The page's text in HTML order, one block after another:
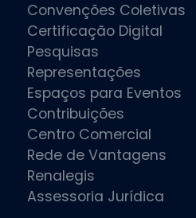
Convenções Coletivas
Certificação Digital
Pesquisas
Representações
Espaços para Eventos
Contribuições
Centro Comercial
Rede de Vantagens
Renalegis
Assessoria Jurídica